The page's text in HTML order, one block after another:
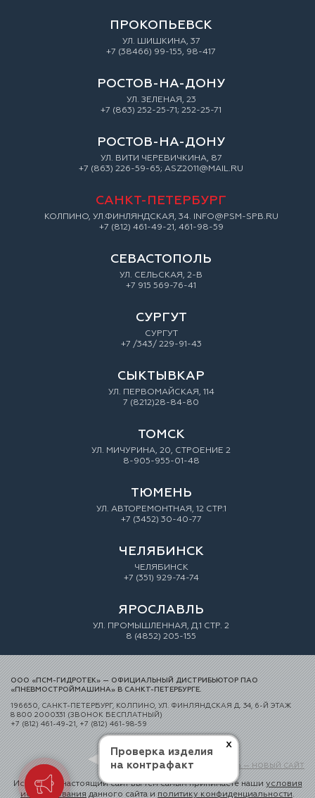
ПРОКОПЬЕВСК
УЛ. ШИШКИНА, 37
+7 (38466) 99-155, 98-417
РОСТОВ-НА-ДОНУ
УЛ. ЗEЛEНAЯ, 23
+7 (863) 252-25-71; 252-25-71
РОСТОВ-НА-ДОНУ
УЛ. ВИТИ ЧЕРЕВИЧКИНА, 87
+7 (863) 226-59-65; ASZ2011@MAIL.RU
САНКТ-ПЕТЕРБУРГ
КОЛПИНО, УЛ.ФИНЛЯНДСКАЯ, 34. INFO@PSM-SPB.RU
+7 (812) 461-49-21, 461-98-59
СЕВАСТОПОЛЬ
УЛ. СЕЛЬСКАЯ, 2-В
+7 915 569-76-41
СУРГУТ
СУРГУТ
+7 /343/ 229-91-43
СЫКТЫВКАР
УЛ. ПЕРВОМАЙСКАЯ, 114
7 (8212)28-84-80
ТОМСК
УЛ. МИЧУРИНА, 20, СТРОЕНИЕ 2
8-905-955-01-48
ТЮМЕНЬ
УЛ. АВТОРЕМОНТНАЯ, 12 СТР.1
+7 (3452) 30-40-77
ЧЕЛЯБИНСК
ЧЕЛЯБИНСК
+7 (351) 929-74-74
ЯРОСЛАВЛЬ
УЛ. ПРОМЫШЛЕННАЯ, Д.1 СТР. 2
8 (4852) 205-155
ООО «ПСМ-ГИДРОТЕК» — ОФИЦИАЛЬНЫЙ ДИСТРИБЬЮТОР ПАО
«ПНЕВМОСТРОЙМАШИНА» В САНКТ-ПЕТЕРБУРГЕ.
196650, САНКТ-ПЕТЕРБУРГ, КОЛПИНО, УЛ. ФИНЛЯНДСКАЯ Д. 34, 6-Й ЭТАЖ
8 800 2000331 (ЗВОНОК БЕСПЛАТНЫЙ)
+7 (812) 461-49-21, +7 (812) 461-98-59
Создание сайта — НОВЫЙ САЙТ
Используя настоящий сайт вы тем самым принимаете нашиусловия
использованияданного сайта иполитику конфиденциальности.
x
Проверка изделия
на контрафакт